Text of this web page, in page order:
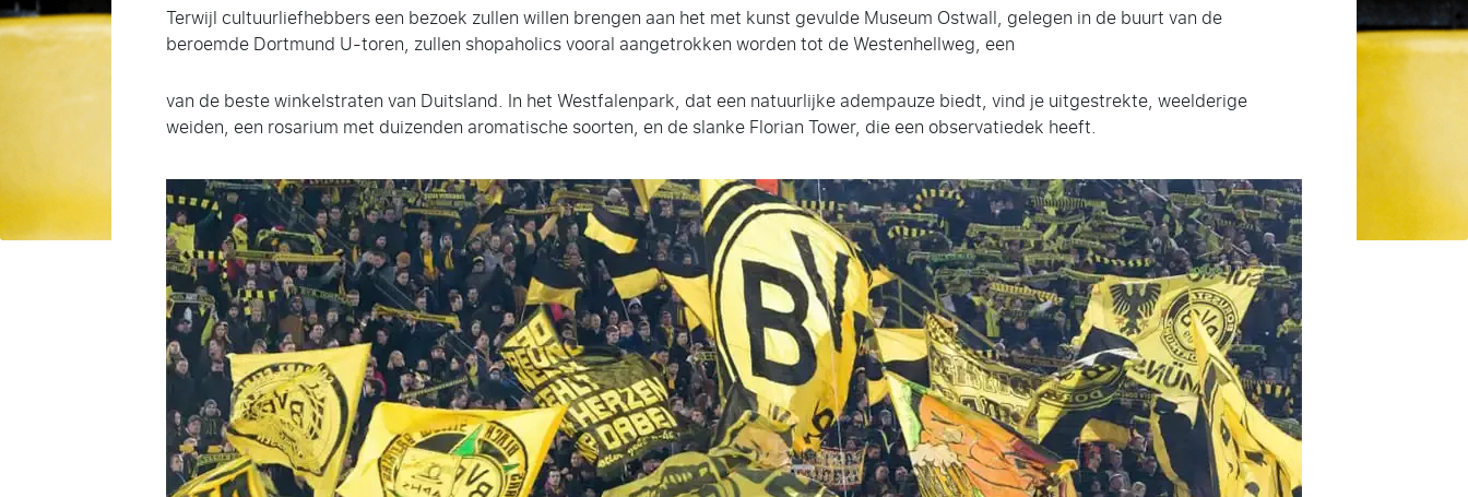
Terwijl cultuurliefhebbers een bezoek zullen willen brengen aan het met kunst gevulde Museum Ostwall, gelegen in de buurt van de
beroemde Dortmund U-toren, zullen shopaholics vooral aangetrokken worden tot de Westenhellweg, een
van de beste winkelstraten van Duitsland. In het Westfalenpark, dat een natuurlijke adempauze biedt, vind je uitgestrekte, weelderige
weiden, een rosarium met duizenden aromatische soorten, en de slanke Florian Tower, die een observatiedek heeft.